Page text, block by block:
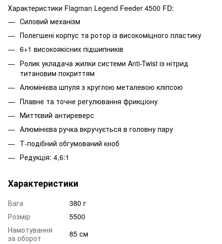
Характеристики Flagman Legend Feeder 4500 FD:
Силовий механізм
Полегшені корпус та ротор із високоміцного пластику
6+1 високоякісних підшипників
Ролик укладача жилки системи Anti-Twist із нітрид
титановим покриттям
Алюмінієва шпуля з круглою металевою кліпсою
Плавне та точне регулювання фрикціону
Миттєвий антиреверс
Алюмінієва ручка вкручується в головну пару
Т-подібний обгумований кноб
Редукція: 4,6:1
Характеристики
Вага
380 г
Розмір
5500
Намотування
за оборот
85 см